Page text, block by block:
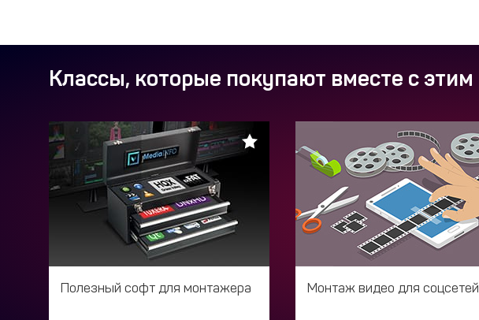
Классы, которые покупают вместе с этим
Полезный софт для монтажера Монтаж видео для соцсетей